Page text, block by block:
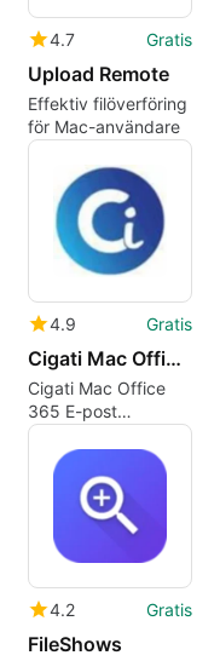
4.7 Gratis
Upload Remote
Effektiv filöverföring
för Mac-användare
4.9 Gratis
Cigati Mac Office 365 Email Backup Tool
Cigati Mac Office
365 E-post
Backupverktyg för
postlådeförsändelser
4.2 Gratis
FileShows